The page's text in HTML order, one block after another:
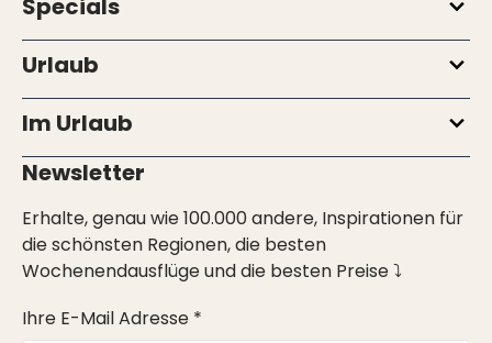
Specials
Urlaub
Im Urlaub
Newsletter
Erhalte, genau wie 100.000 andere, Inspirationen für
die schönsten Regionen, die besten
Wochenendausflüge und die besten Preise ⤵
Ihre E-Mail Adresse *